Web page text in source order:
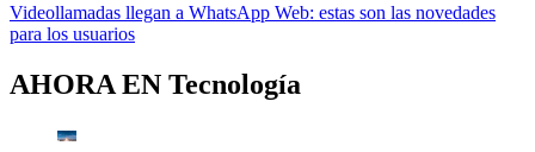
Videollamadas llegan a WhatsApp Web: estas son las novedades
para los usuarios
AHORA EN Tecnología